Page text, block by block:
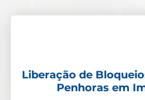
Liberação de
Penhoras em